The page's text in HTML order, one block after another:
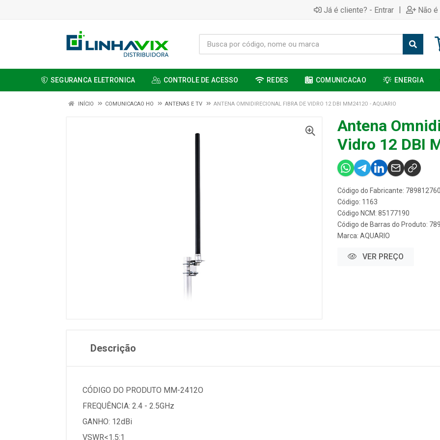
Já é cliente? - Entrar | Não
SEGURANCA ELETRONICA CONTROLE DE ACESSO REDES COMUNICACAO ENERGIA
INÍCIO COMUNICACAO HO ANTENAS E TV ANTENA OMNIDIRECIONAL FIBRA DE VIDRO 12 DBI MM2412O - AQUARIO
Antena
Vidro 12 DBI
Código do Fabricante:
Código: 1163
Código NCM: 85177190
Código de Barras do Produto:
Marca: AQUARIO
VER PREÇO
Descrição
CÓDIGO DO PRODUTO MM-2412O
FREQUÊNCIA: 2.4 - 2.5GHz
GANHO: 12dBi
VSWR<1.5:1